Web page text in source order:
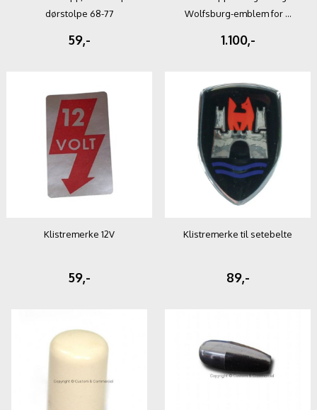
dørstolpe 68-77
59,-
Wolfsburg-emblem for ...
1.100,-
Klistremerke 12V
59,-
Klistremerke til setebelte
89,-